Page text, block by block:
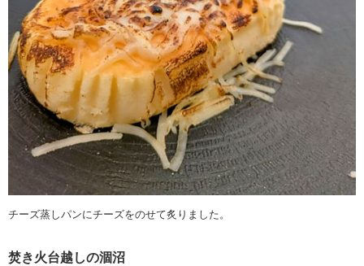
チーズ蒸しパンにチーズをのせて炙りました。
焚き火台越しの涸沼